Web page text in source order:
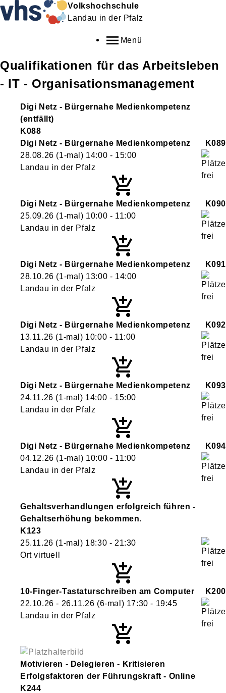
Volkshochschule
Landau in der Pfalz
Menü
Qualifikationen für das Arbeitsleben
- IT - Organisationsmanagement
Digi Netz - Bürgernahe Medienkompetenz
(entfällt)
K088
Digi Netz - Bürgernahe Medienkompetenz
K089
28.08.26 (1-mal) 14:00 - 15:00
Landau in der Pfalz
Digi Netz - Bürgernahe Medienkompetenz
K090
25.09.26 (1-mal) 10:00 - 11:00
Landau in der Pfalz
Digi Netz - Bürgernahe Medienkompetenz
K091
28.10.26 (1-mal) 13:00 - 14:00
Landau in der Pfalz
Digi Netz - Bürgernahe Medienkompetenz
K092
13.11.26 (1-mal) 10:00 - 11:00
Landau in der Pfalz
Digi Netz - Bürgernahe Medienkompetenz
K093
24.11.26 (1-mal) 14:00 - 15:00
Landau in der Pfalz
Digi Netz - Bürgernahe Medienkompetenz
K094
04.12.26 (1-mal) 10:00 - 11:00
Landau in der Pfalz
Gehaltsverhandlungen erfolgreich führen -
Gehaltserhöhung bekommen.
K123
25.11.26 (1-mal) 18:30 - 21:30
Ort virtuell
10-Finger-Tastaturschreiben am Computer
K200
22.10.26 - 26.11.26 (6-mal) 17:30 - 19:45
Landau in der Pfalz
Motivieren - Delegieren - Kritisieren
Erfolgsfaktoren der Führungskraft - Online
K244